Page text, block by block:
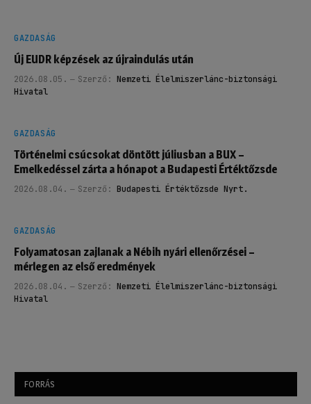
GAZDASÁG
Új EUDR képzések az újraindulás után
2026.08.05. Szerző: Nemzeti Élelmiszerlánc-biztonsági
Hivatal
GAZDASÁG
Történelmi csúcsokat döntött júliusban a BUX –
Emelkedéssel zárta a hónapot a Budapesti Értéktőzsde
2026.08.04. Szerző: Budapesti Értéktőzsde Nyrt.
GAZDASÁG
Folyamatosan zajlanak a Nébih nyári ellenőrzései –
mérlegen az első eredmények
2026.08.04. Szerző: Nemzeti Élelmiszerlánc-biztonsági
Hivatal
FORRÁS